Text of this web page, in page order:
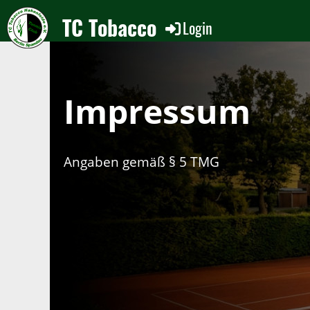
Login
TC Tobacco
Impressum
Angaben gemäß § 5 TMG